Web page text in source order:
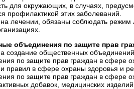
для окружающих, в случаях,
профилактикой этих заболеваний.
лечении, обязаны соблюдать
объединения по защите прав
создание общественных
по защите прав граждан в сфере
и правил в сфере охраны здоровья и
по защите прав граждан в сфере
добавок, медицинских